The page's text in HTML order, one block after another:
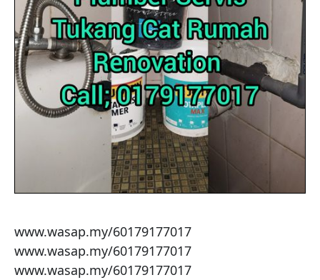
www.wasap.my/60179177017
www.wasap.my/60179177017
www.wasap.my/60179177017